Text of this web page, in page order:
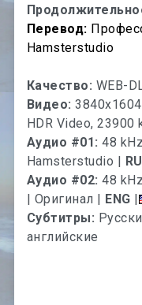
Перевод:
Hamsterstudio
Качество: WEB-
Видео:
HDR Video, 23900
Аудио #01:48
Hamsterstudio |
Аудио #02:48
| Оригинал | ENG |
Субтитры:
английские